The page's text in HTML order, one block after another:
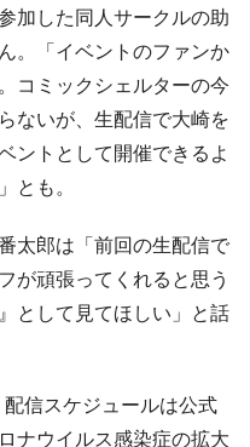
加した同人サークルの助
。「イベントのファンか
コミックシェルターの今
ないが、生配信で大崎を
ントとして開催できるよ
とも。
太郎は「前回の生配信で
が頑張ってくれると思う
として見てほしい」と話
信スケジュールは公式
ナウイルス感染症の拡大